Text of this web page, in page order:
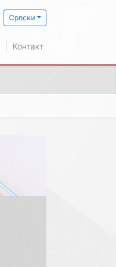
Српски
Контакт